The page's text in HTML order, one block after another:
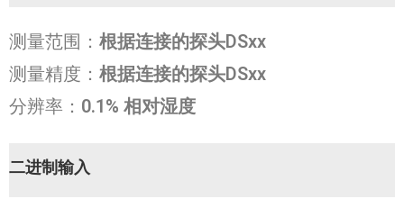
测量范围： 根据连接的探头DSxx
测量精度： 根据连接的探头DSxx
分辨率： 0.1% 相对湿度
二进制输入